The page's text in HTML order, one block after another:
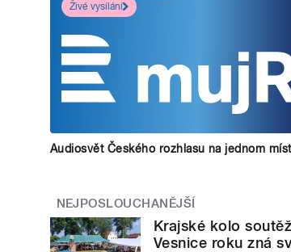
Živé vysílání
Audiosvět Českého rozhlasu na jednom
NEJPOSLOUCHANĚJŠÍ
Krajské kolo
Vesnice roku zná